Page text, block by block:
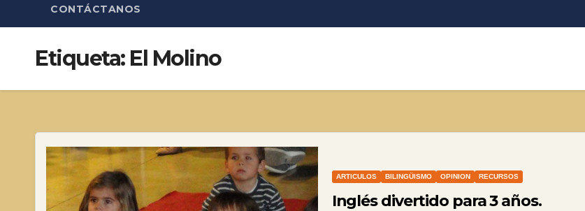
CONTÁCTANOS
Etiqueta: El Molino
ARTICULOS BILINGÜISMO OPINION RECURSOS
Inglés divertido para 3 años.